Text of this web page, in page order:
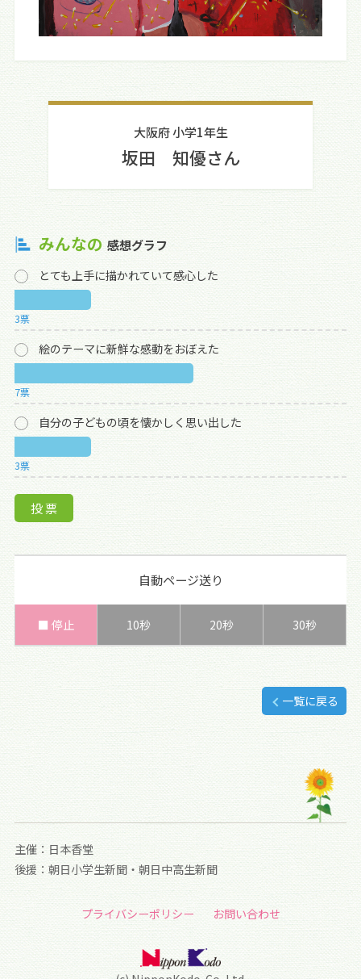
大阪府 小学1年生
坂田 知優さん
みんなの 感想グラフ
とても上手に描かれていて感心した
3票
絵のテーマに新鮮な感動をおぼえた
7票
自分の子どもの頃を懐かしく思い出した
3票
自動ページ送り
■ 停止 10秒 20秒 30秒
一覧に戻る
主催：日本香堂
後援：朝日小学生新聞・朝日中高生新聞
プライバシーポリシー お問い合わせ